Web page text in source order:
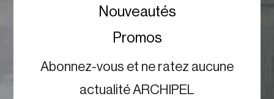
Nouveautés
Promos
Abonnez-vous et ne ratez aucune
actualité ARCHIPEL